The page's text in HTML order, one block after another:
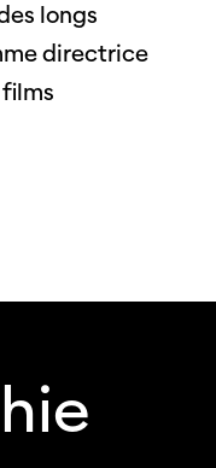
longs
directrice